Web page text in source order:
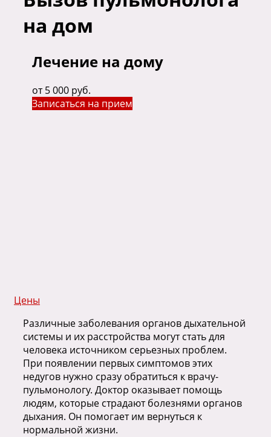
на дом
Лечение на дому
от 5 000 руб.
Записаться на прием
Цены
Различные заболевания органов дыхательной
системы и их расстройства могут стать для
человека источником серьезных проблем.
При появлении первых симптомов этих
недугов нужно сразу обратиться к врачу-
пульмонологу. Доктор оказывает помощь
людям, которые страдают болезнями органов
дыхания. Он помогает им вернуться к
нормальной жизни.